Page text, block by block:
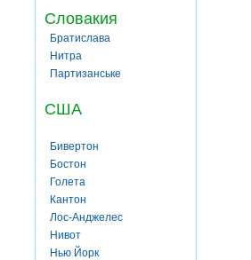
Словакия
Братислава
Нитра
Партизанське
США
Бивертон
Бостон
Голета
Кантон
Лос-Анджелес
Нивот
Нью Йорк